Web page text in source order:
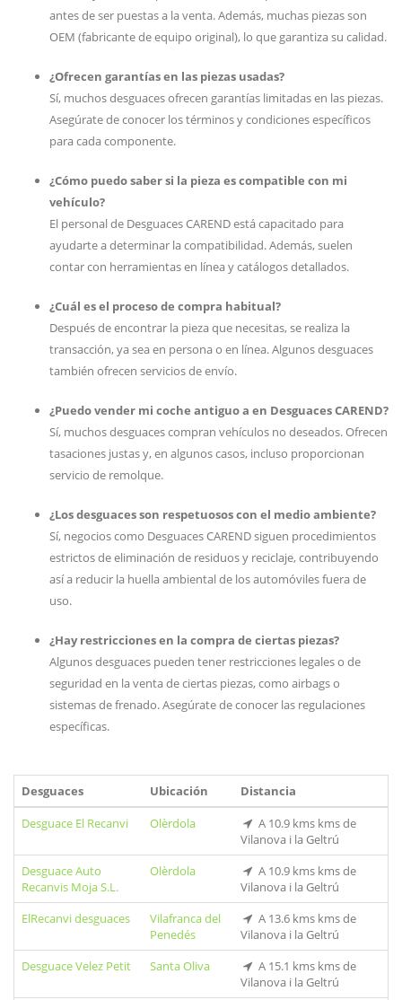
antes de ser puestas a la venta. Además, muchas piezas son
OEM (fabricante de equipo original), lo que garantiza su calidad.
¿Ofrecen garantías en las piezas usadas?
Sí, muchos desguaces ofrecen garantías limitadas en las piezas.
Asegúrate de conocer los términos y condiciones específicos
para cada componente.
¿Cómo puedo saber si la pieza es compatible con mi
vehículo?
El personal de Desguaces CAREND está capacitado para
ayudarte a determinar la compatibilidad. Además, suelen
contar con herramientas en línea y catálogos detallados.
¿Cuál es el proceso de compra habitual?
Después de encontrar la pieza que necesitas, se realiza la
transacción, ya sea en persona o en línea. Algunos desguaces
también ofrecen servicios de envío.
¿Puedo vender mi coche antiguo a en Desguaces CAREND?
Sí, muchos desguaces compran vehículos no deseados. Ofrecen
tasaciones justas y, en algunos casos, incluso proporcionan
servicio de remolque.
¿Los desguaces son respetuosos con el medio ambiente?
Sí, negocios como Desguaces CAREND siguen procedimientos
estrictos de eliminación de residuos y reciclaje, contribuyendo
así a reducir la huella ambiental de los automóviles fuera de
uso.
¿Hay restricciones en la compra de ciertas piezas?
Algunos desguaces pueden tener restricciones legales o de
seguridad en la venta de ciertas piezas, como airbags o
sistemas de frenado. Asegúrate de conocer las regulaciones
específicas.
Desguaces Ubicación
Distancia
Desguace El Recanvi
Olèrdola
A 10.9 kms kms de
Vilanova i la Geltrú
Desguace Auto
Recanvis Moja S.L.
Olèrdola
A 10.9 kms kms de
Vilanova i la Geltrú
ElRecanvi desguaces
Vilafranca del
Penedés
A 13.6 kms kms de
Vilanova i la Geltrú
Desguace Velez Petit
Santa Oliva
A 15.1 kms kms de
Vilanova i la Geltrú